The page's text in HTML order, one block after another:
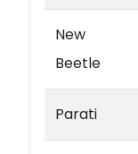
New
Beetle
Parati